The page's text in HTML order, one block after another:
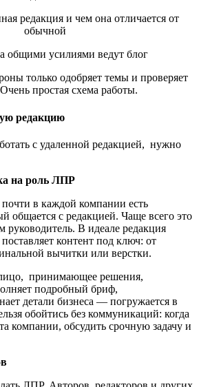
общими усилиями ведут блог
только одобряет темы и проверяет
простая схема работы.
редакцию
с удаленной редакцией, нужно
на роль ЛПР
в каждой компании есть
общается с редакцией. Чаще всего это
руководитель. В идеале редакция
контент под ключ: от
вычитки или верстки.
принимающее решения,
подробный бриф,
детали бизнеса — погружается в
обойтись без коммуникаций: когда
компании, обсудить срочную задачу и